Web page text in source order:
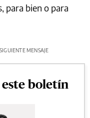
para bien o para
MENSAJE
este boletín